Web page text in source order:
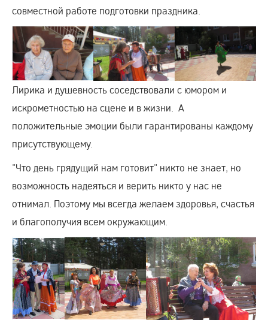
совместной работе подготовки праздника.
Лирика и душевность соседствовали с юмором и
искрометностью на сцене и в жизни. А
положительные эмоции были гарантированы каждому
присутствующему.
"Что день грядущий нам готовит" никто не знает, но
возможность надеяться и верить никто у нас не
отнимал. Поэтому мы всегда желаем здоровья, счастья
и благополучия всем окружающим.